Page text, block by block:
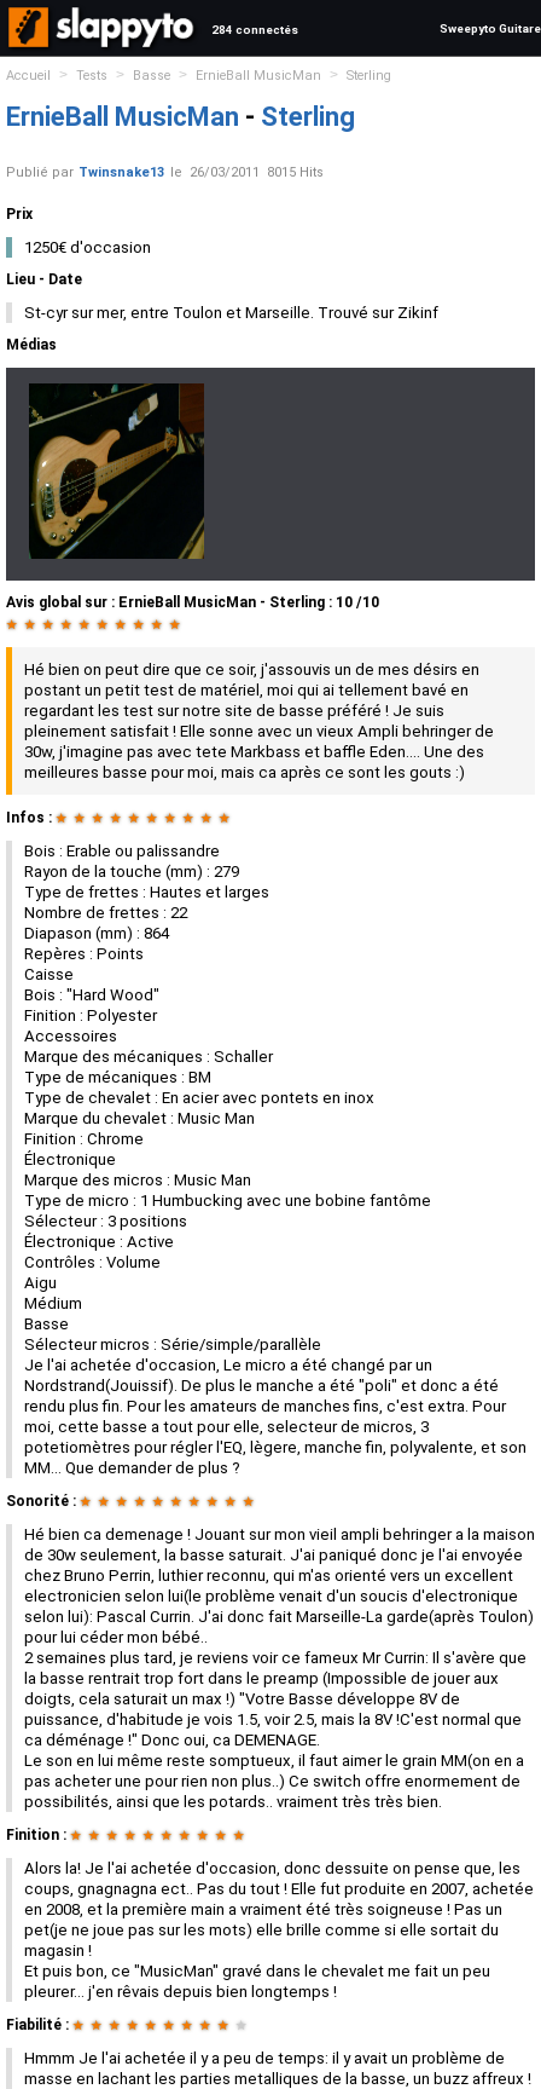
284 connectés Sweepyto Guitare
Accueil > Tests > Basse > ErnieBall MusicMan > Sterling
ErnieBall MusicMan - Sterling
Publié par Twinsnake13 le 26/03/2011 8015 Hits
Prix
1250€ d'occasion
Lieu - Date
St-cyr sur mer, entre Toulon et Marseille. Trouvé sur Zikinf
Médias
Avis global sur : ErnieBall MusicMan - Sterling : 10 /10
★ ★ ★ ★ ★ ★ ★ ★ ★ ★
Hé bien on peut dire que ce soir, j'assouvis un de mes désirs en
postant un petit test de matériel, moi qui ai tellement bavé en
regardant les test sur notre site de basse préféré ! Je suis
pleinement satisfait ! Elle sonne avec un vieux Ampli behringer de
30w, j'imagine pas avec tete Markbass et baffle Eden.... Une des
meilleures basse pour moi, mais ca après ce sont les gouts :)
Infos : ★ ★ ★ ★ ★ ★ ★ ★ ★ ★
Bois : Erable ou palissandre
Rayon de la touche (mm) : 279
Type de frettes : Hautes et larges
Nombre de frettes : 22
Diapason (mm) : 864
Repères : Points
Caisse
Bois : "Hard Wood"
Finition : Polyester
Accessoires
Marque des mécaniques : Schaller
Type de mécaniques : BM
Type de chevalet : En acier avec pontets en inox
Marque du chevalet : Music Man
Finition : Chrome
Électronique
Marque des micros : Music Man
Type de micro : 1 Humbucking avec une bobine fantôme
Sélecteur : 3 positions
Électronique : Active
Contrôles : Volume
Aigu
Médium
Basse
Sélecteur micros : Série/simple/parallèle
Je l'ai achetée d'occasion, Le micro a été changé par un
Nordstrand(Jouissif). De plus le manche a été "poli" et donc a été
rendu plus fin. Pour les amateurs de manches fins, c'est extra. Pour
moi, cette basse a tout pour elle, selecteur de micros, 3
potetiomètres pour régler l'EQ, lègere, manche fin, polyvalente, et son
MM... Que demander de plus ?
Sonorité : ★ ★ ★ ★ ★ ★ ★ ★ ★ ★
Hé bien ca demenage ! Jouant sur mon vieil ampli behringer a la maison
de 30w seulement, la basse saturait. J'ai paniqué donc je l'ai envoyée
chez Bruno Perrin, luthier reconnu, qui m'as orienté vers un excellent
electronicien selon lui(le problème venait d'un soucis d'electronique
selon lui): Pascal Currin. J'ai donc fait Marseille-La garde(après Toulon)
pour lui céder mon bébé..
2 semaines plus tard, je reviens voir ce fameux Mr Currin: Il s'avère que
la basse rentrait trop fort dans le preamp (Impossible de jouer aux
doigts, cela saturait un max !) "Votre Basse développe 8V de
puissance, d'habitude je vois 1.5, voir 2.5, mais la 8V !C'est normal que
ca déménage !" Donc oui, ca DEMENAGE.
Le son en lui même reste somptueux, il faut aimer le grain MM(on en a
pas acheter une pour rien non plus..) Ce switch offre enormement de
possibilités, ainsi que les potards.. vraiment très très bien.
Finition : ★ ★ ★ ★ ★ ★ ★ ★ ★ ★
Alors la! Je l'ai achetée d'occasion, donc dessuite on pense que, les
coups, gnagnagna ect.. Pas du tout ! Elle fut produite en 2007, achetée
en 2008, et la première main a vraiment été très soigneuse ! Pas un
pet(je ne joue pas sur les mots) elle brille comme si elle sortait du
magasin !
Et puis bon, ce "MusicMan" gravé dans le chevalet me fait un peu
pleurer... j'en rêvais depuis bien longtemps !
Fiabilité : ★ ★ ★ ★ ★ ★ ★ ★ ★ ★
Hmmm Je l'ai achetée il y a peu de temps: il y avait un problème de
masse en lachant les parties metalliques de la basse, un buzz affreux !